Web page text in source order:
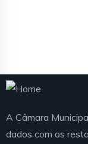
A Câmara
dados com os